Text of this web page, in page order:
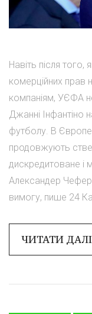
Навіть після
комерційних прав
компаніям, УЄФА
Джанні Інфантіно
футболу. В
продовжують
дискредитоване і
Александер
вимогу, пише 24
ЧИТАТИ ДАЛІ